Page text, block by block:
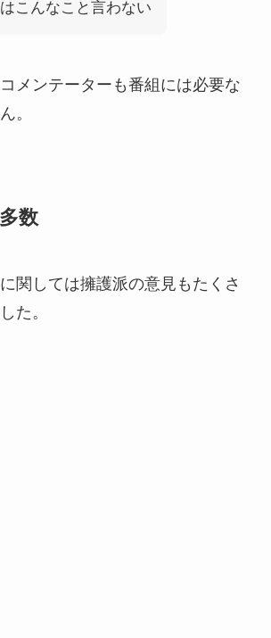
こんなこと言わない
メンテーターも番組には必要な
。
数
関しては擁護派の意見もたくさ
た。